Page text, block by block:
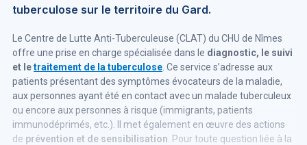
tuberculose sur le territoire du Gard.
Le Centre de Lutte Anti-Tuberculeuse (CLAT) du CHU de Nîmes
offre une prise en charge spécialisée dans le diagnostic, le suivi
et letraitement de la tuberculose . Ce service s’adresse aux
patients présentant des symptômes évocateurs de la maladie,
aux personnes ayant été en contact avec un malade tuberculeux
ou encore aux personnes à risque (immigrants, patients
immunodéprimés, etc.). Il met également en œuvre des actions
de prévention et de sensibilisation . Pour toute question liée à la